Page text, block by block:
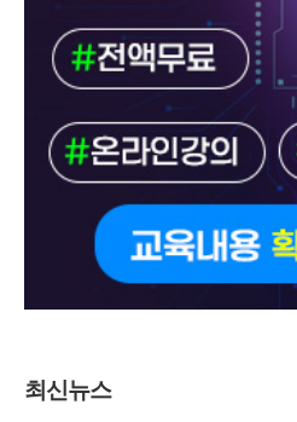
최신뉴스